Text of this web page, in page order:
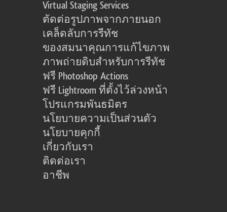
Virtual Staging Services
ตัดต่อรูปภาพจากภายนอก
เคล็ดลับการรีทัช
ของสมนาคุณการแก้ไขภาพ
ภาพถ่ายดิบสำหรับการรีทัช
ฟรี Photoshop Actions
ฟรี Lightroom ที่ตั้งไว้ล่วงหน้า
โปรแกรมพันธมิตร
นโยบายความเป็นส่วนตัว
นโยบายคุกกี้
เกี่ยวกับเรา
ติดต่อเรา
อาชีพ